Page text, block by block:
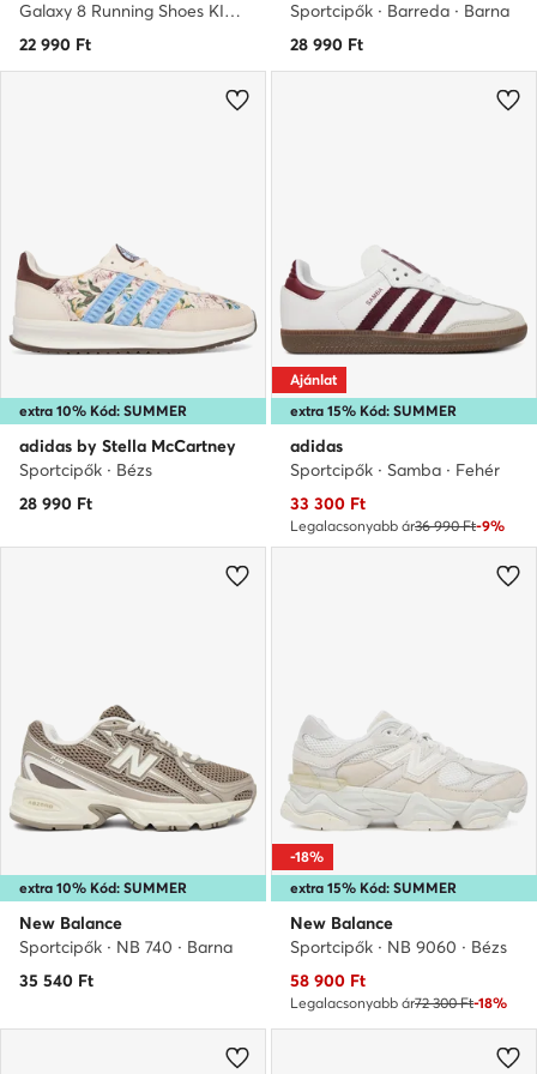
Galaxy 8 Running Shoes KI7980 · Futócipő
22 990 Ft
Sportcipők · Barreda · Barna
28 990 Ft
extra 10% Kód: SUMMER
adidas by Stella McCartney
Sportcipők · Bézs
28 990 Ft
extra 15% Kód: SUMMER
Ajánlat
adidas
Sportcipők · Samba · Fehér
Aktuális ár
33 300 Ft
Legalacsonyabb ár36 990 Ft-9%
extra 10% Kód: SUMMER
New Balance
Sportcipők · NB 740 · Barna
35 540 Ft
extra 15% Kód: SUMMER
-18%
New Balance
Sportcipők · NB 9060 · Bézs
Aktuális ár
58 900 Ft
Legalacsonyabb ár72 300 Ft-18%